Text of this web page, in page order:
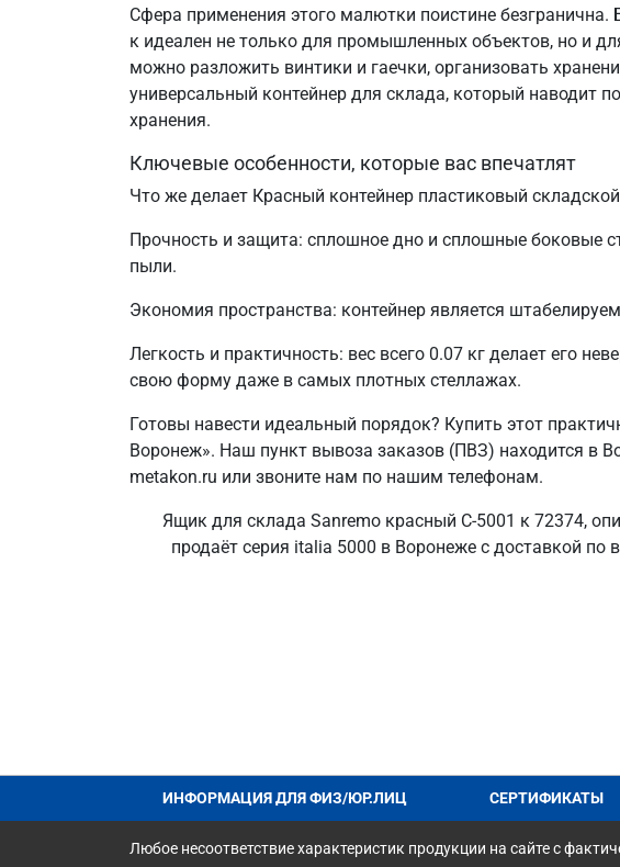
Сфера применения этого малютки поистине безгранична.
к идеален не только для промышленных объектов, но и
можно разложить винтики и гаечки, организовать
универсальный контейнер для склада, который наводит
хранения.
Ключевые особенности, которые вас впечатлят
Что же делает Красный контейнер пластиковый
Прочность и защита: сплошное дно и сплошные боковые
пыли.
Экономия пространства: контейнер является
Легкость и практичность: вес всего 0.07 кг делает его
свою форму даже в самых плотных стеллажах.
Готовы навести идеальный порядок? Купить этот
Воронеж». Наш пункт вывоза заказов (ПВЗ) находится в
metakon.ru или звоните нам по нашим телефонам.
Ящик для склада Sanremo красный C-5001 к 72374,
продаёт серия italia 5000 в Воронеже с доставкой по
ИНФОРМАЦИЯ ДЛЯ ФИЗ/ЮР.ЛИЦ СЕРТИФИКАТЫ
Любое несоответствие характеристик продукции на сайте с